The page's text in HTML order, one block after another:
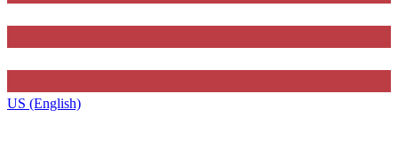
US (English)